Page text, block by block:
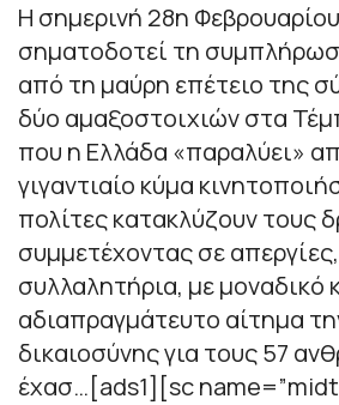
Η σημερινή 28η
σηματοδοτεί τη
από τη μαύρη επέτειο της
δύο αμαξοστοιχιών στα
που η Ελλάδα «παραλύει»
γιγαντιαίο κύμα
πολίτες κατακλύζουν τους
συμμετέχοντας σε
συλλαλητήρια, με μοναδικό
αδιαπραγμάτευτο αίτημα
δικαιοσύνης για τους 57
έχασ…[ads1][sc